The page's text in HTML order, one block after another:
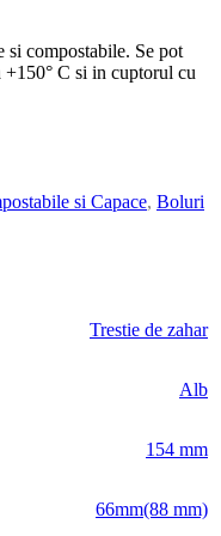
si compostabile. Se pot
C si in cuptorul cu
si Capace, Boluri
Trestie de zahar
Alb
154 mm
66mm(88 mm)